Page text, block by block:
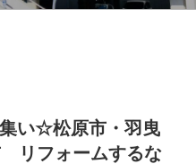
い☆松原市・羽曳
リフォームするな